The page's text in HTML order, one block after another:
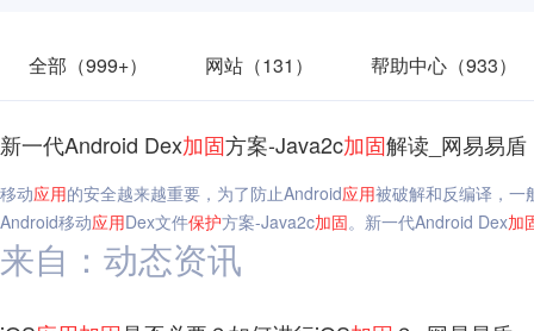
全部（999+） 网站（131） 帮助中心（933）
新一代Android Dex加固方案-Java2c加固解读_网易易盾
移动应用的安全越来越重要，为了防止Android应用被破解和反编译，一
Android移动应用Dex文件保护方案-Java2c加固。新一代Android Dex加
来自：动态资讯